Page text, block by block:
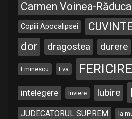
Carmen Voinea-
Copiii Apocalipsei
dor dragostea durere
Eminescu Eva FERICIRE
intelegere Inviere Iubire
JUDECATORUL SUPREM la